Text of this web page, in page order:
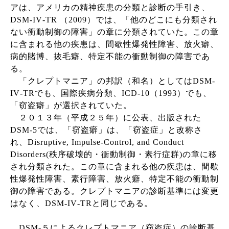
アは、アメリカの精神疾患の分類と診断の手引き、
DSM-IV‐TR
（ 2009）では、「他のどこにも分類され
ない衝動制御の障害」の章に分類されていた。この章
に含まれる他の疾患は、間歇性爆発性障害、放火癖、
病的賭博、抜毛癖、特定不能の衝動制御の障害であ
る。
「クレプトマニア」の邦訳（和名）としてはDSM-
IV‐TR でも、国際疾病分類、 ICD-10 （ 1993）でも、
「窃盗癖」が選択されていた。
２０１３年（平成２５年）に公表、出版された
DSM-5では、「窃盗癖」は、「窃盗症」と改称さ
れ、 Disruptive, Impulse-Control, and Conduct
Disorders(秩序破壊的・衝動制御・素行症群)の章に移
され分類された。この章に含まれる他の疾患は、間歇
性爆発性障害、素行障害、放火癖、特定不能の衝動制
御の障害である。クレプトマニアの診断基準には変更
はなく、 DSM-IV‐TR と同じである。